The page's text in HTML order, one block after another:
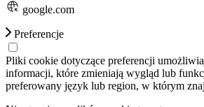
google.com
Preferencje
Pliki cookie dotyczące preferencji
informacji, które zmieniają wygląd lub
preferowany język lub region, w którym